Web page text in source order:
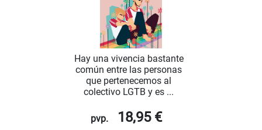
Hay una vivencia bastante
común entre las personas
que pertenecemos al
colectivo LGTB y es ...
pvp. 18,95 €